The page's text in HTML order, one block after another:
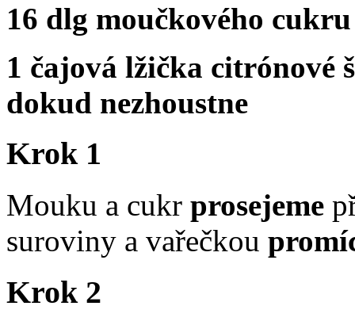
16 dlg moučkového
1 čajová lžička citrónové
dokud nezhoustne
Krok 1
Mouku a cukr prosejeme
suroviny a vařečkou
Krok 2